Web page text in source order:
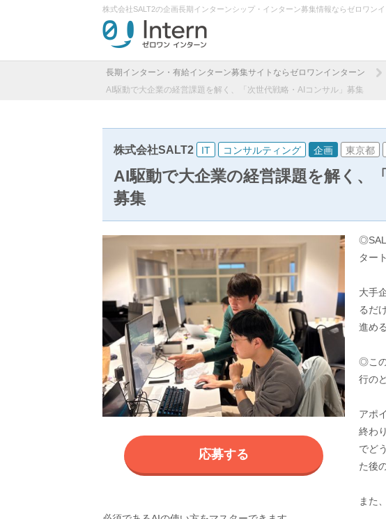
株式会社SALT2の企画長期インターンシップ・インターン募集情報ならゼロワン
長期インターン・有給インターン募集サイトならゼロワンインターン
AI駆動で大企業の経営課題を解く、「次世代戦略・AIコンサル」募集
株式会社SALT2 IT コンサルティング 企画 東京都
AI駆動で大企業の経営課題を解く、
募集
応募する
ター
大手
るだ
進め
◎こ
行の
アポ
終わ
でど
た後
また